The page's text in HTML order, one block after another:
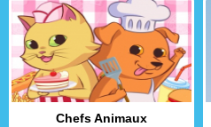
Chefs Animaux